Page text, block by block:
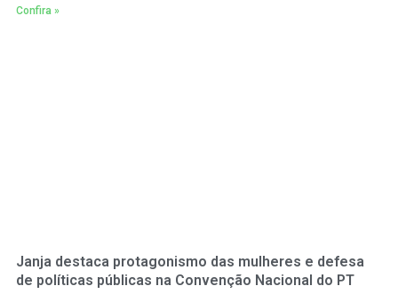
Confira »
Janja destaca protagonismo das mulheres e defesa
de políticas públicas na Convenção Nacional do PT